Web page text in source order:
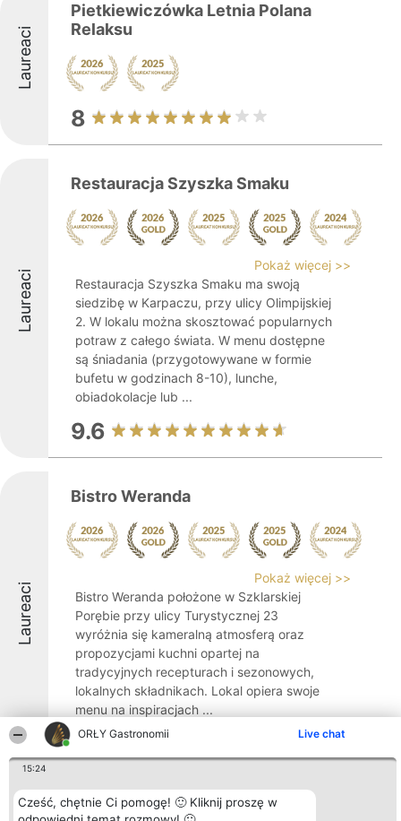
ORŁY Gastronomii Live chat
15:24
Cześć, chętnie Ci pomogę! 🙂 Kliknij proszę w
Laureaci
Pietkiewiczówka Letnia Polana
Relaksu
8
Laureaci
Restauracja Szyszka Smaku
Pokaż więcej >>
Restauracja Szyszka Smaku ma swoją
siedzibę w Karpaczu, przy ulicy Olimpijskiej
2. W lokalu można skosztować popularnych
potraw z całego świata. W menu dostępne
są śniadania (przygotowywane w formie
bufetu w godzinach 8-10), lunche,
obiadokolacje lub ...
9.6
Laureaci
Bistro Weranda
Pokaż więcej >>
Bistro Weranda położone w Szklarskiej
Porębie przy ulicy Turystycznej 23
wyróżnia się kameralną atmosferą oraz
propozycjami kuchni opartej na
tradycyjnych recepturach i sezonowych,
lokalnych składnikach. Lokal opiera swoje
menu na inspiracjach ...
9.6
Niebo w gębie Jednosci Narodowej